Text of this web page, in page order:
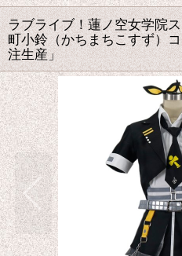
ラブライブ！蓮ノ空女学院
町小鈴（かちまちこすず）
注生産」